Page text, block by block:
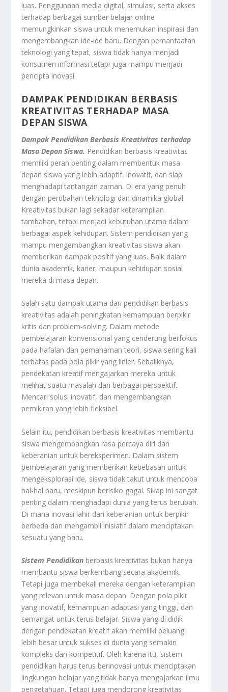
luas. Penggunaan media digital, simulasi, serta akses
terhadap berbagai sumber belajar online
memungkinkan siswa untuk menemukan inspirasi dan
mengembangkan ide-ide baru. Dengan pemanfaatan
teknologi yang tepat, siswa tidak hanya menjadi
konsumen informasi tetapi juga mampu menjadi
pencipta inovasi.
DAMPAK PENDIDIKAN BERBASIS
KREATIVITAS TERHADAP MASA
DEPAN SISWA
Dampak Pendidikan Berbasis Kreativitas terhadap
Masa Depan Siswa. Pendidikan berbasis kreativitas
memiliki peran penting dalam membentuk masa
depan siswa yang lebih adaptif, inovatif, dan siap
menghadapi tantangan zaman. Di era yang penuh
dengan perubahan teknologi dan dinamika global.
Kreativitas bukan lagi sekadar keterampilan
tambahan, tetapi menjadi kebutuhan utama dalam
berbagai aspek kehidupan. Sistem pendidikan yang
mampu mengembangkan kreativitas siswa akan
memberikan dampak positif yang luas. Baik dalam
dunia akademik, karier, maupun kehidupan sosial
mereka di masa depan.
Salah satu dampak utama dari pendidikan berbasis
kreativitas adalah peningkatan kemampuan berpikir
kritis dan problem-solving. Dalam metode
pembelajaran konvensional yang cenderung berfokus
pada hafalan dan pemahaman teori, siswa sering kali
terbatas pada pola pikir yang linier. Sebaliknya,
pendekatan kreatif mengajarkan mereka untuk
melihat suatu masalah dari berbagai perspektif.
Mencari solusi inovatif, dan mengembangkan
pemikiran yang lebih fleksibel.
Selain itu, pendidikan berbasis kreativitas membantu
siswa mengembangkan rasa percaya diri dan
keberanian untuk bereksperimen. Dalam sistem
pembelajaran yang memberikan kebebasan untuk
mengeksplorasi ide, siswa tidak takut untuk mencoba
hal-hal baru, meskipun berisiko gagal. Sikap ini sangat
penting dalam menghadapi dunia yang terus berubah.
Di mana inovasi lahir dari keberanian untuk berpikir
berbeda dan mengambil inisiatif dalam menciptakan
sesuatu yang baru.
Sistem Pendidikan berbasis kreativitas bukan hanya
membantu siswa berkembang secara akademik.
Tetapi juga membekali mereka dengan keterampilan
yang relevan untuk masa depan. Dengan pola pikir
yang inovatif, kemampuan adaptasi yang tinggi, dan
semangat untuk terus belajar. Siswa yang di didik
dengan pendekatan kreatif akan memiliki peluang
lebih besar untuk sukses di dunia yang semakin
kompleks dan kompetitif. Oleh karena itu, sistem
pendidikan harus terus berinovasi untuk menciptakan
lingkungan belajar yang tidak hanya mengajarkan ilmu
pengetahuan. Tetapi juga mendorong kreativitas